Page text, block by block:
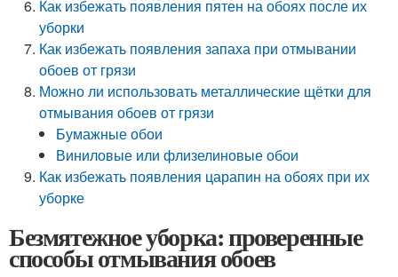
Как избежать появления пятен на обоях после их
уборки
Как избежать появления запаха при отмывании
обоев от грязи
Можно ли использовать металлические щётки для
отмывания обоев от грязи
Бумажные обои
Виниловые или флизелиновые обои
Как избежать появления царапин на обоях при их
уборке
Безмятежное уборка: проверенные
способы отмывания обоев